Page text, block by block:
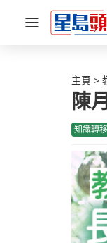
主頁
陳
知識轉移